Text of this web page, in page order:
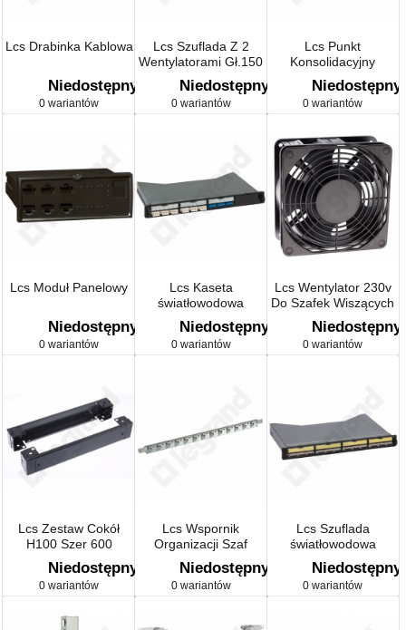
Lcs Drabinka Kablowa
Niedostępny
0 wariantów
Lcs Szuflada Z 2
Wentylatorami Gł.150
Niedostępny
0 wariantów
Lcs Punkt
Konsolidacyjny
Niedostępny
0 wariantów
Lcs Moduł Panelowy
Niedostępny
0 wariantów
Lcs Kaseta
światłowodowa
Niedostępny
0 wariantów
Lcs Wentylator 230v
Do Szafek Wiszących
Niedostępny
0 wariantów
Lcs Zestaw Cokół
H100 Szer 600
Niedostępny
0 wariantów
Lcs Wspornik
Organizacji Szaf
Gł.800
Niedostępny
0 wariantów
Lcs Szuflada
światłowodowa
Niedostępny
0 wariantów